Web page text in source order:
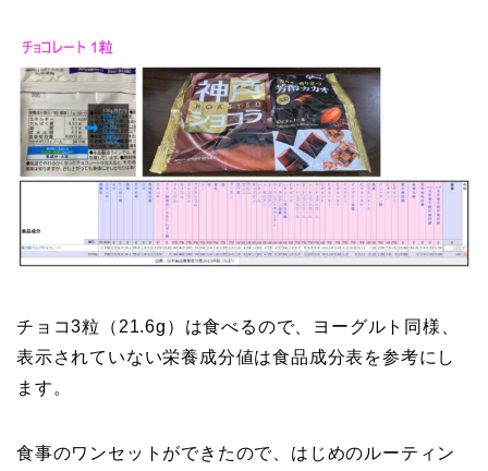
チョコ3粒（21.6g）は食べるので、ヨーグルト同様、
表示されていない栄養成分値は食品成分表を参考にし
ます。
食事のワンセットができたので、はじめのルーティン